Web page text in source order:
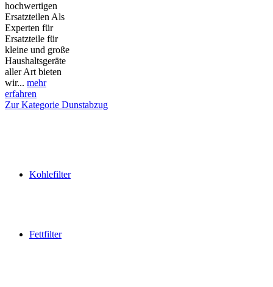
hochwertigen
Ersatzteilen Als
Experten für
Ersatzteile für
kleine und große
Haushaltsgeräte
aller Art bieten
wir... mehr
erfahren
Zur Kategorie Dunstabzug
Kohlefilter
Fettfilter